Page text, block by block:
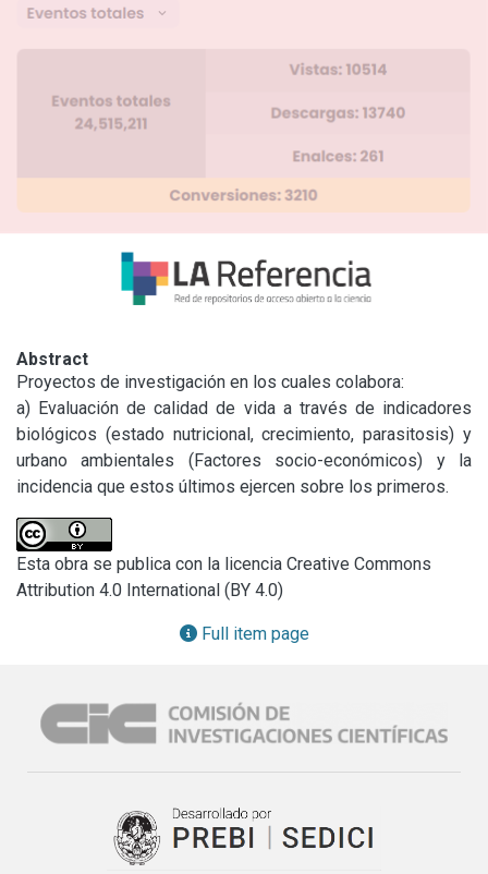
Abstract
Proyectos de investigación en los cuales colabora:
a) Evaluación de calidad de vida a través de indicadores
biológicos (estado nutricional, crecimiento, parasitosis) y
urbano ambientales (Factores socio-económicos) y la
incidencia que estos últimos ejercen sobre los primeros.
Esta obra se publica con la licencia Creative Commons
Attribution 4.0 International (BY 4.0)
Full item page